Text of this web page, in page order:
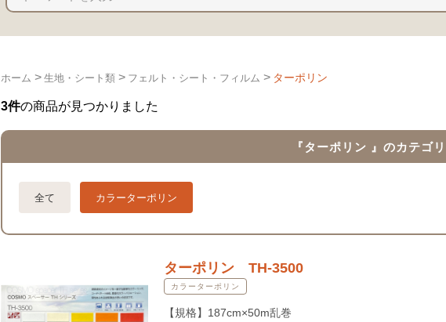
ホーム > 生地・シート類 > フェルト・シート・フィルム > ターポリン
3件の商品が見つかりました
『ターポリン 』のカテゴリ
全て カラーターポリン
ターポリン TH-3500
カラーターポリン
【規格】187cm×50m乱巻